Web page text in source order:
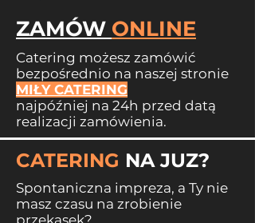
ZAMÓW ONLINE
Catering możesz zamówić
bezpośrednio na naszej stronie
MIŁY CATERING
najpóźniej na 24h przed datą
realizacji zamówienia.
CATERING NA JUZ?
Spontaniczna impreza, a Ty nie
masz czasu na zrobienie
przekąsek?